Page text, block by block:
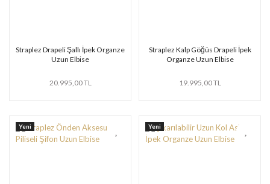
Straplez Drapeli Şallı İpek Organze
Uzun Elbise
20.995,00 TL
Straplez Kalp Göğüs Drapeli İpek
Organze Uzun Elbise
19.995,00 TL
Yeni Yeni